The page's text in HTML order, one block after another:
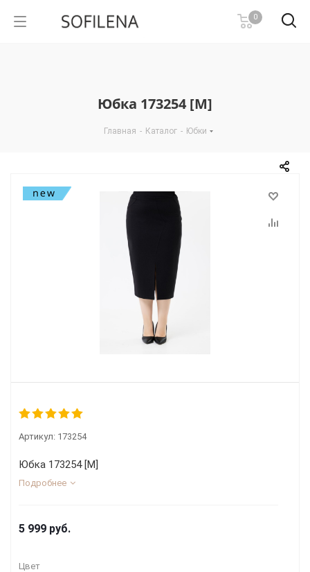
0
Юбка 173254 [М]
Главная - Каталог - Юбки
Артикул: 173254
Юбка 173254 [М]
Подробнее
5 999 руб.
Цвет